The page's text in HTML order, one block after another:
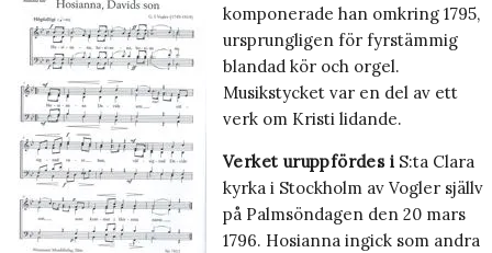
komponerade han omkring 1795,
ursprungligen för fyrstäm­mig
blandad kör och orgel.
Musikstycket var en del av ett
verk om Kristi lidande.
Verket uruppfördes i S:ta Clara
kyrka i Stockholm av Vogler själlv
på Palmsöndagen den 20 mars
1796. Hosianna ingick som andra